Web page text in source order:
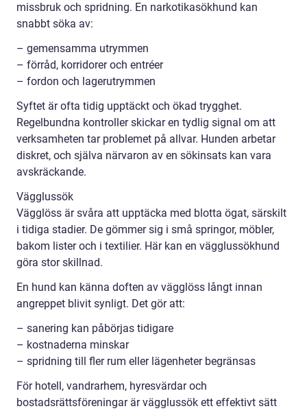
missbruk och spridning. En narkotikasökhund kan
snabbt söka av:
– gemensamma utrymmen
– förråd, korridorer och entréer
– fordon och lagerutrymmen
Syftet är ofta tidig upptäckt och ökad trygghet.
Regelbundna kontroller skickar en tydlig signal om att
verksamheten tar problemet på allvar. Hunden arbetar
diskret, och själva närvaron av en sökinsats kan vara
avskräckande.
Vägglussök
Vägglöss är svåra att upptäcka med blotta ögat, särskilt
i tidiga stadier. De gömmer sig i små springor, möbler,
bakom lister och i textilier. Här kan en vägglussökhund
göra stor skillnad.
En hund kan känna doften av vägglöss långt innan
angreppet blivit synligt. Det gör att:
– sanering kan påbörjas tidigare
– kostnaderna minskar
– spridning till fler rum eller lägenheter begränsas
För hotell, vandrarhem, hyresvärdar och
bostadsrättsföreningar är vägglussök ett effektivt sätt